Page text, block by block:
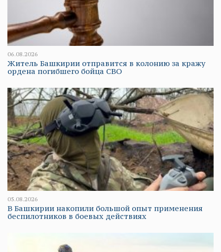
06.08.2026
Житель Башкирии отправится в колонию за кражу
ордена погибшего бойца СВО
05.08.2026
В Башкирии накопили большой опыт применения
беспилотников в боевых действиях